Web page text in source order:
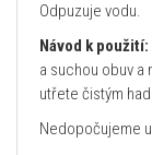
Odpuzuje vodu.
Návod k použití:
a suchou obuv
utřete čistým
Nedopočujeme